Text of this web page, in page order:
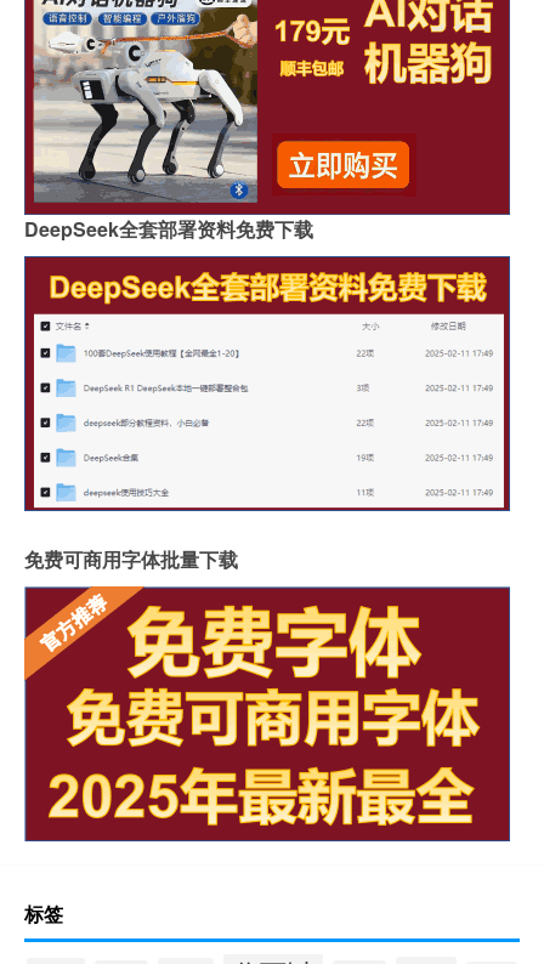
DeepSeek全套部署资料免费下载
免费可商用字体批量下载
标签